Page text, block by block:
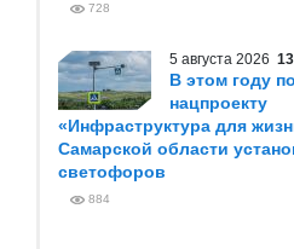
728
5 августа 2026
В этом году по
нацпроекту
«Инфраструктура для
Самарской области
светофоров
884